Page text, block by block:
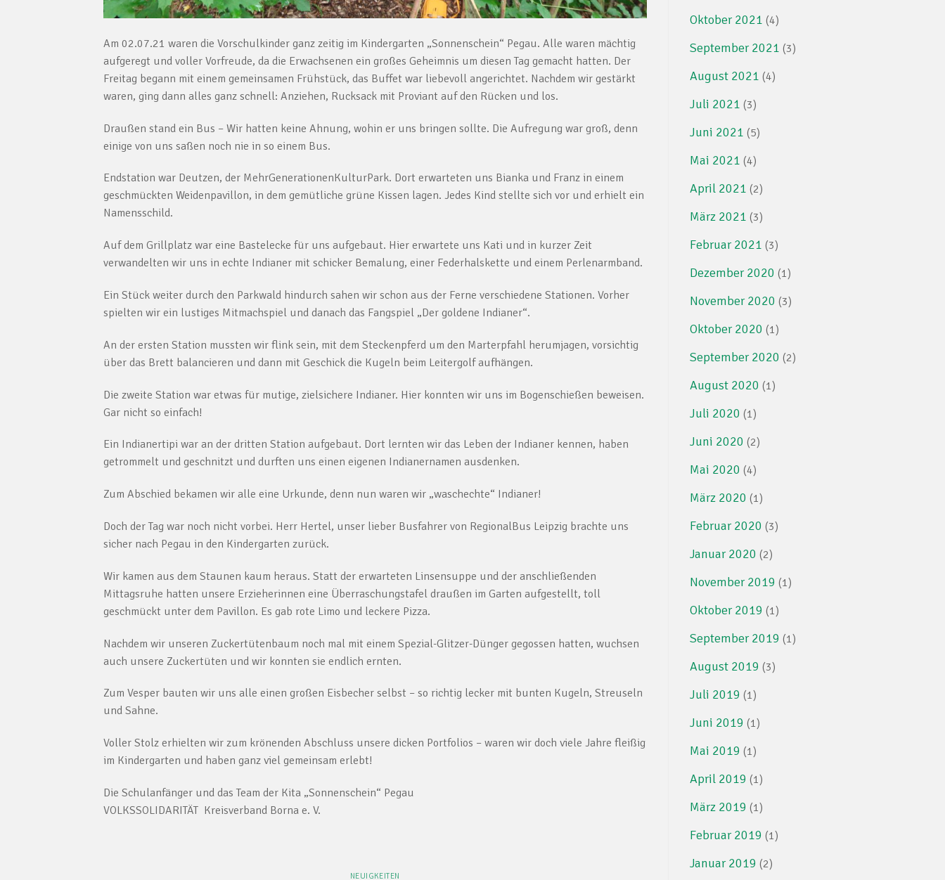
Am 02.07.21 waren die Vorschulkinder ganz zeitig im Kindergarten „Sonnenschein“ Pegau. Alle waren mächtig
aufgeregt und voller Vorfreude, da die Erwachsenen ein großes Geheimnis um diesen Tag gemacht hatten. Der
Freitag begann mit einem gemeinsamen Frühstück, das Buffet war liebevoll angerichtet. Nachdem wir gestärkt
waren, ging dann alles ganz schnell: Anziehen, Rucksack mit Proviant auf den Rücken und los.
Draußen stand ein Bus – Wir hatten keine Ahnung, wohin er uns bringen sollte. Die Aufregung war groß, denn
einige von uns saßen noch nie in so einem Bus.
Endstation war Deutzen, der MehrGenerationenKulturPark. Dort erwarteten uns Bianka und Franz in einem
geschmückten Weidenpavillon, in dem gemütliche grüne Kissen lagen. Jedes Kind stellte sich vor und erhielt ein
Namensschild.
Auf dem Grillplatz war eine Bastelecke für uns aufgebaut. Hier erwartete uns Kati und in kurzer Zeit
verwandelten wir uns in echte Indianer mit schicker Bemalung, einer Federhalskette und einem Perlenarmband.
Ein Stück weiter durch den Parkwald hindurch sahen wir schon aus der Ferne verschiedene Stationen. Vorher
spielten wir ein lustiges Mitmachspiel und danach das Fangspiel „Der goldene Indianer“.
An der ersten Station mussten wir flink sein, mit dem Steckenpferd um den Marterpfahl herumjagen, vorsichtig
über das Brett balancieren und dann mit Geschick die Kugeln beim Leitergolf aufhängen.
Die zweite Station war etwas für mutige, zielsichere Indianer. Hier konnten wir uns im Bogenschießen beweisen.
Gar nicht so einfach!
Ein Indianertipi war an der dritten Station aufgebaut. Dort lernten wir das Leben der Indianer kennen, haben
getrommelt und geschnitzt und durften uns einen eigenen Indianernamen ausdenken.
Zum Abschied bekamen wir alle eine Urkunde, denn nun waren wir „waschechte“ Indianer!
Doch der Tag war noch nicht vorbei. Herr Hertel, unser lieber Busfahrer von RegionalBus Leipzig brachte uns
sicher nach Pegau in den Kindergarten zurück.
Wir kamen aus dem Staunen kaum heraus. Statt der erwarteten Linsensuppe und der anschließenden
Mittagsruhe hatten unsere Erzieherinnen eine Überraschungstafel draußen im Garten aufgestellt, toll
geschmückt unter dem Pavillon. Es gab rote Limo und leckere Pizza.
Nachdem wir unseren Zuckertütenbaum noch mal mit einem Spezial-Glitzer-Dünger gegossen hatten, wuchsen
auch unsere Zuckertüten und wir konnten sie endlich ernten.
Zum Vesper bauten wir uns alle einen großen Eisbecher selbst – so richtig lecker mit bunten Kugeln, Streuseln
und Sahne.
Voller Stolz erhielten wir zum krönenden Abschluss unsere dicken Portfolios – waren wir doch viele Jahre fleißig
im Kindergarten und haben ganz viel gemeinsam erlebt!
Die Schulanfänger und das Team der Kita „Sonnenschein“ Pegau
VOLKSSOLIDARITÄT Kreisverband Borna e. V.
NEUIGKEITEN
Oktober 2021 (4)
September 2021 (3)
August 2021 (4)
Juli 2021 (3)
Juni 2021 (5)
Mai 2021 (4)
April 2021 (2)
März 2021 (3)
Februar 2021 (3)
Dezember 2020 (1)
November 2020 (3)
Oktober 2020 (1)
September 2020 (2)
August 2020 (1)
Juli 2020 (1)
Juni 2020 (2)
Mai 2020 (4)
März 2020 (1)
Februar 2020 (3)
Januar 2020 (2)
November 2019 (1)
Oktober 2019 (1)
September 2019 (1)
August 2019 (3)
Juli 2019 (1)
Juni 2019 (1)
Mai 2019 (1)
April 2019 (1)
März 2019 (1)
Februar 2019 (1)
Januar 2019 (2)